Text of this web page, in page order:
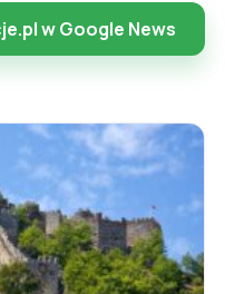
w Google News